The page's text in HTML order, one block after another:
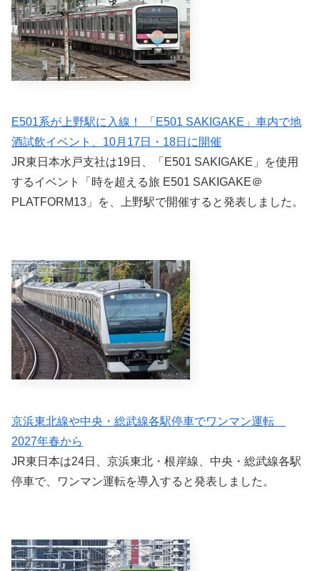
E501系が上野駅に入線！ 「E501 SAKIGAKE」車内で地
酒試飲イベント、10月17日・18日に開催
JR東日本水戸支社は19日、「E501 SAKIGAKE」を使用
するイベント「時を超える旅 E501 SAKIGAKE＠
PLATFORM13」を、上野駅で開催すると発表しました。
京浜東北線や中央・総武線各駅停車でワンマン運転
2027年春から
JR東日本は24日、京浜東北・根岸線、中央・総武線各駅
停車で、ワンマン運転を導入すると発表しました。